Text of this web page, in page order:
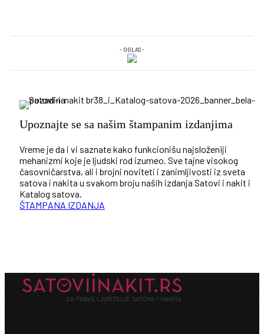
- OGLAS -
Upoznajte se sa našim štampanim izdanjima
Vreme je da i vi saznate kako funkcionišu najsloženiji
mehanizmi koje je ljudski rod izumeo. Sve tajne visokog
časovničarstva, ali i brojni noviteti i zanimljivosti iz sveta
satova i nakita u svakom broju naših izdanja Satovi i nakit i
Katalog satova.
ŠTAMPANA IZDANJA